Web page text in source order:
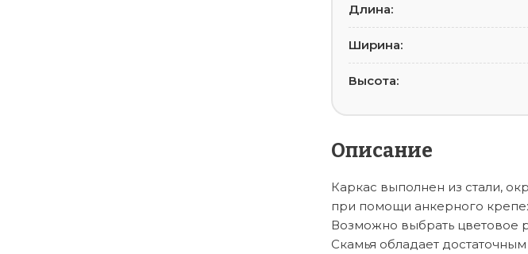
Длина:
Ширина:
Высота:
Описание
Каркас выполнен из стали,
при помощи анкерного
Возможно выбрать цветовое
Скамья обладает